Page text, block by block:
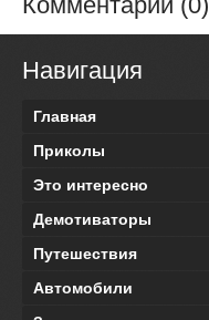
Навигация
Главная
Приколы
Это интересно
Демотиваторы
Путешествия
Автомобили